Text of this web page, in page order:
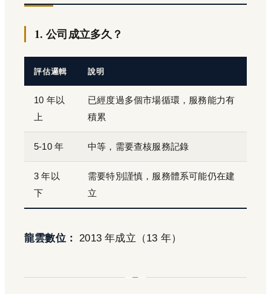
1. 公司成立多久？
評估邏輯 說明
10 年以
上
已經度過多個市場循環，服務能力有
積累
5-10 年 中等，需要查核服務記錄
3 年以
下
需要特別謹慎，服務體系可能仍在建
立
龍雲數位： 2013 年成立（13 年）